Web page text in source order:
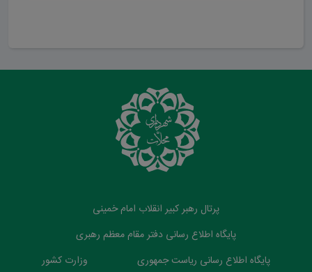
پرتال رهبر کبیر انقلاب امام خمینی
پایگاه اطلاع رسانی دفتر مقام معظم رهبری
پایگاه اطلاع رسانی ریاست جمهوری
وزارت کشور